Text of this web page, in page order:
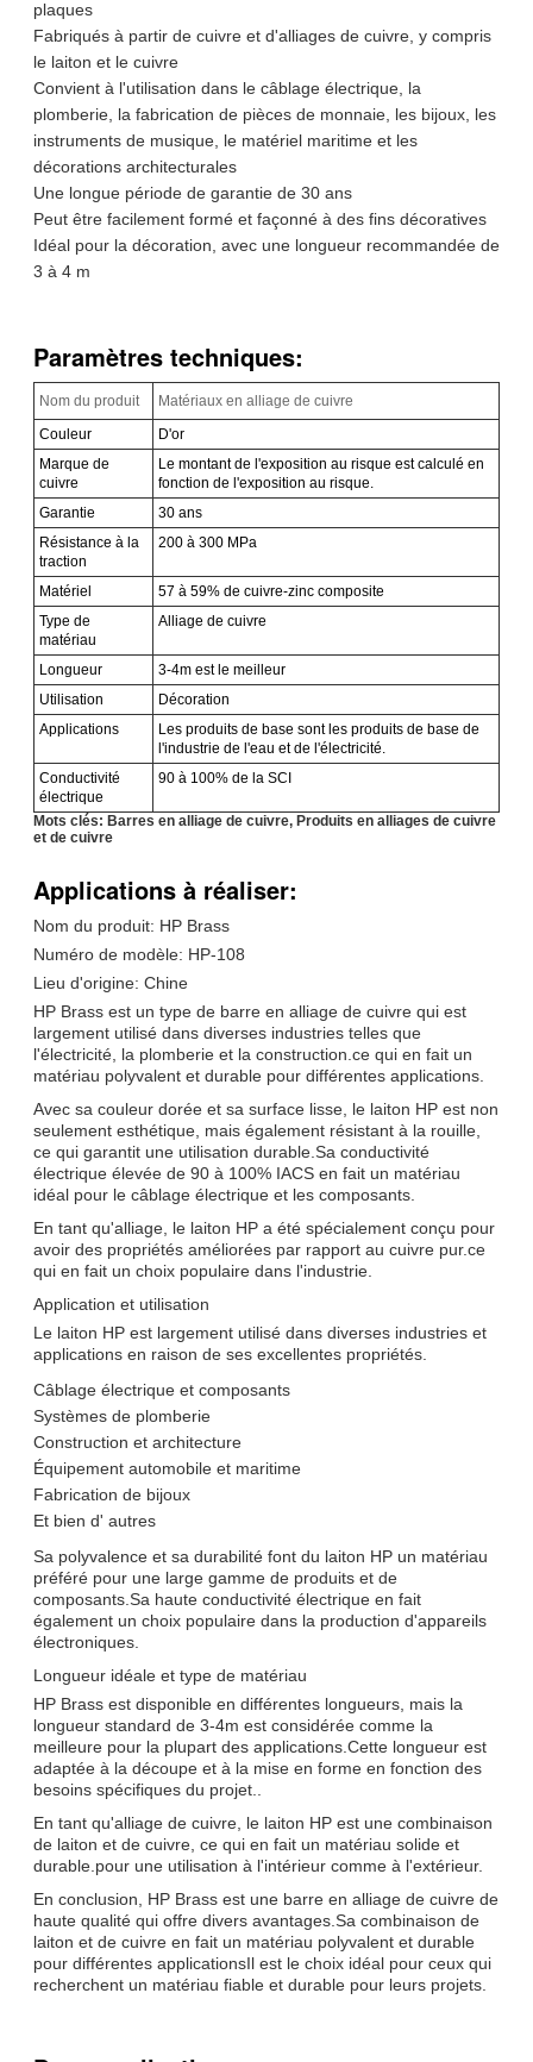
plaques
Fabriqués à partir de cuivre et d'alliages de cuivre, y compris
le laiton et le cuivre
Convient à l'utilisation dans le câblage électrique, la
plomberie, la fabrication de pièces de monnaie, les bijoux, les
instruments de musique, le matériel maritime et les
décorations architecturales
Une longue période de garantie de 30 ans
Peut être facilement formé et façonné à des fins décoratives
Idéal pour la décoration, avec une longueur recommandée de
3 à 4 m
Paramètres techniques:
Nom du produit
Matériaux en alliage de cuivre
Couleur
D'or
Marque de
cuivre
Le montant de l'exposition au risque est calculé en
fonction de l'exposition au risque.
Garantie
30 ans
Résistance à la
traction
200 à 300 MPa
Matériel
57 à 59% de cuivre-zinc composite
Type de
matériau
Alliage de cuivre
Longueur
3-4m est le meilleur
Utilisation
Décoration
Applications
Les produits de base sont les produits de base de
l'industrie de l'eau et de l'électricité.
Conductivité
électrique
90 à 100% de la SCI
Mots clés: Barres en alliage de cuivre, Produits en alliages de cuivre
et de cuivre
Applications à réaliser:
Nom du produit: HP Brass
Numéro de modèle: HP-108
Lieu d'origine: Chine
HP Brass est un type de barre en alliage de cuivre qui est
largement utilisé dans diverses industries telles que
l'électricité, la plomberie et la construction.ce qui en fait un
matériau polyvalent et durable pour différentes applications.
Avec sa couleur dorée et sa surface lisse, le laiton HP est non
seulement esthétique, mais également résistant à la rouille,
ce qui garantit une utilisation durable.Sa conductivité
électrique élevée de 90 à 100% IACS en fait un matériau
idéal pour le câblage électrique et les composants.
En tant qu'alliage, le laiton HP a été spécialement conçu pour
avoir des propriétés améliorées par rapport au cuivre pur.ce
qui en fait un choix populaire dans l'industrie.
Application et utilisation
Le laiton HP est largement utilisé dans diverses industries et
applications en raison de ses excellentes propriétés.
Câblage électrique et composants
Systèmes de plomberie
Construction et architecture
Équipement automobile et maritime
Fabrication de bijoux
Et bien d' autres
Sa polyvalence et sa durabilité font du laiton HP un matériau
préféré pour une large gamme de produits et de
composants.Sa haute conductivité électrique en fait
également un choix populaire dans la production d'appareils
électroniques.
Longueur idéale et type de matériau
HP Brass est disponible en différentes longueurs, mais la
longueur standard de 3-4m est considérée comme la
meilleure pour la plupart des applications.Cette longueur est
adaptée à la découpe et à la mise en forme en fonction des
besoins spécifiques du projet..
En tant qu'alliage de cuivre, le laiton HP est une combinaison
de laiton et de cuivre, ce qui en fait un matériau solide et
durable.pour une utilisation à l'intérieur comme à l'extérieur.
En conclusion, HP Brass est une barre en alliage de cuivre de
haute qualité qui offre divers avantages.Sa combinaison de
laiton et de cuivre en fait un matériau polyvalent et durable
pour différentes applicationsIl est le choix idéal pour ceux qui
recherchent un matériau fiable et durable pour leurs projets.